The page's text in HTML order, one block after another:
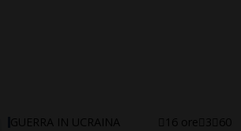
GUERRA IN UCRAINA 16 ore 3 60